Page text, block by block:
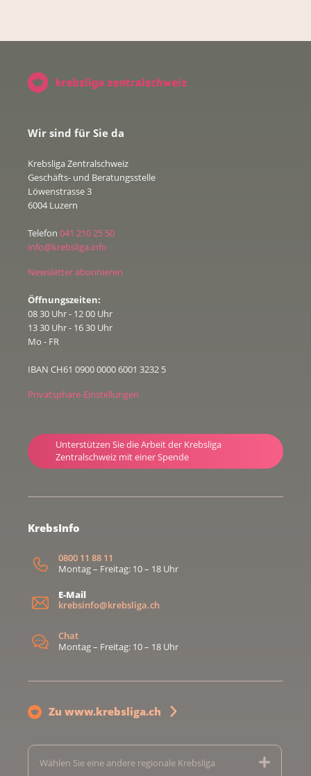
Wir sind für Sie da
Krebsliga Zentralschweiz
Geschäfts- und Beratungsstelle
Löwenstrasse 3
6004 Luzern
Telefon 041 210 25 50
info@krebsliga.info
Newsletter abonnieren
Öffnungszeiten:
08 30 Uhr - 12 00 Uhr
13 30 Uhr - 16 30 Uhr
Mo - FR
IBAN CH61 0900 0000 6001 3232 5
Privatsphäre-Einstellungen
Unterstützen Sie die Arbeit der Krebsliga
Zentralschweiz mit einer Spende
KrebsInfo
0800 11 88 11
Montag – Freitag: 10 – 18 Uhr
E-Mail
krebsinfo@krebsliga.ch
Chat
Montag – Freitag: 10 – 18 Uhr
Zu www.krebsliga.ch
Wählen Sie eine andere regionale Krebsliga